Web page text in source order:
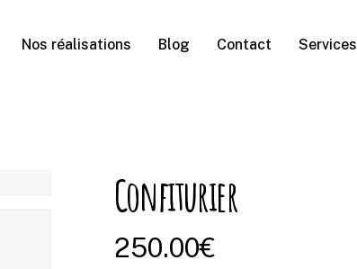
Nos réalisations Blog Contact Services
Confiturier
250.00€